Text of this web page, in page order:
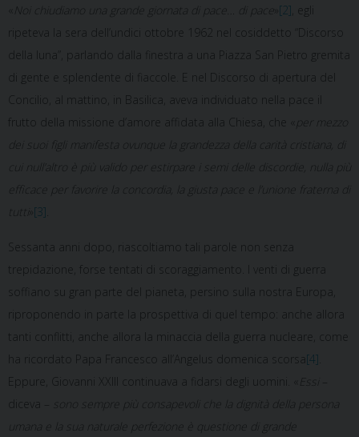
Noi chiudiamo una grande giornata di pace… di pace [2] , egli
ripeteva la sera dell’undici ottobre 1962 nel cosiddetto “Discorso
della luna”, parlando dalla finestra a una Piazza San Pietro gremita
di gente e splendente di fiaccole. E nel Discorso di apertura del
Concilio, al mattino, in Basilica, aveva individuato nella pace il
frutto della missione d’amore affidata alla Chiesa, che «
per mezzo
dei suoi figli manifesta ovunque la grandezza della carità cristiana, di
[3]
Sessanta anni dopo, riascoltiamo tali parole non senza
trepidazione, forse tentati di scoraggiamento. I venti di guerra
soffiano su gran parte del pianeta, persino sulla nostra Europa,
riproponendo in parte la prospettiva di quel tempo: anche allora
tanti conflitti, anche allora la minaccia della guerra nucleare, come
ha ricordato Papa Francesco all’Angelus domenica scorsa[4]
Eppure, Giovanni XXIII continuava a fidarsi degli uomini. «
diceva –
umana e la sua naturale perfezione è questione di grande